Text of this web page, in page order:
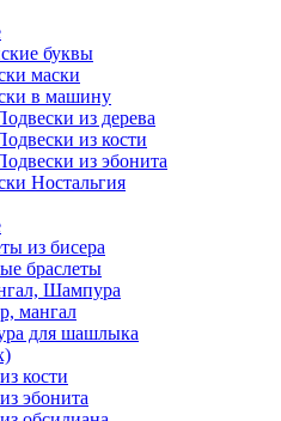
буквы
маски
в машину
из дерева
из кости
из эбонита
Ностальгия
из бисера
браслеты
Шампура
мангал
для шашлыка
кости
эбонита